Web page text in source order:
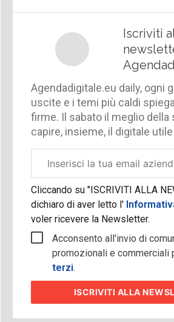
Iscriviti
Agendadigitale.eu daily, ogni
uscite e i temi più caldi
firme. Il sabato il meglio della
capire, insieme, il digitale
aziendale
Cliccando su "ISCRIVITI ALLA
dichiaro di aver letto l'
voler ricevere la Newsletter.
Acconsento all'invio di
promozionali e commerciali
terzi.
ISCRIVITI ALLA